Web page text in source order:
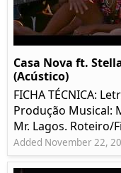
Casa Nova ft.
(Acústico)
FICHA TÉCNICA:
Produção Musical:
Mr. Lagos. Roteiro/
Added November 22,